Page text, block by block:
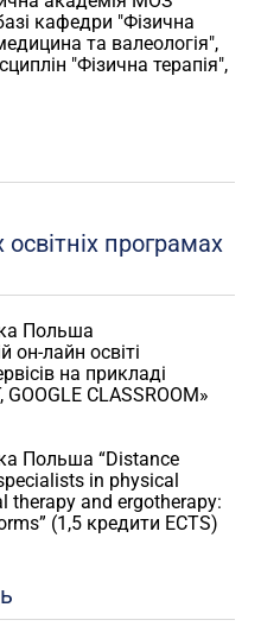
кафедри "Фізична
та валеологія",
"Фізична терапія",
програмах
Польша
он-лайн освіті
на прикладі
CLASSROOM»
Польша “Distance
in physical
therapy and ergotherapy:
(1,5 кредити ECTS)